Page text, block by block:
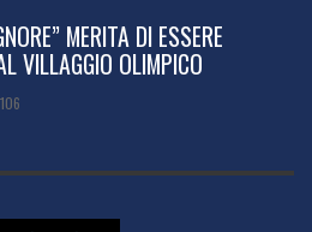
MERITA DI ESSERE
VILLAGGIO OLIMPICO
106